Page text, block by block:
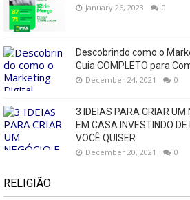
January 26, 2023 0
Descobrindo como o
Guia COMPLETO para
December 24, 2021 0
3 IDEIAS PARA CRIAR UM
EM CASA INVESTINDO
VOCÊ QUISER
December 20, 2021 0
RELIGIÃO